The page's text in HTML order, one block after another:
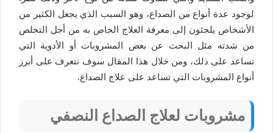
لوجود عدة أنواع من الصداع، وهو السبب الذي يجعل الكثير من
الأشخاص يلجئون إلى معرفة العلاج الخاص به من أجل التخلص
من شدته مثل البحث عن بعض المشروبات أو الأدوية التي
تساعد على ذلك، ومن خلال هذا المقال سوف نتعرف على أبرز
أنواع المشروبات التي تساعد على علاج الصداع.
مشروبات لعلاج الصداع النصفي